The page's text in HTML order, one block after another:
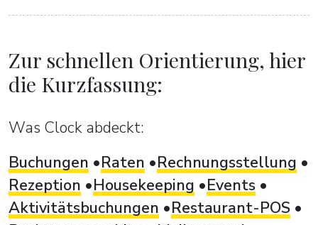
Zur schnellen Orientierung, hier
die Kurzfassung:
Was Clock abdeckt:
Buchungen
Raten
Rechnungsstellung
Rezeption
Housekeeping
Events
Aktivitätsbuchungen
Restaurant-POS